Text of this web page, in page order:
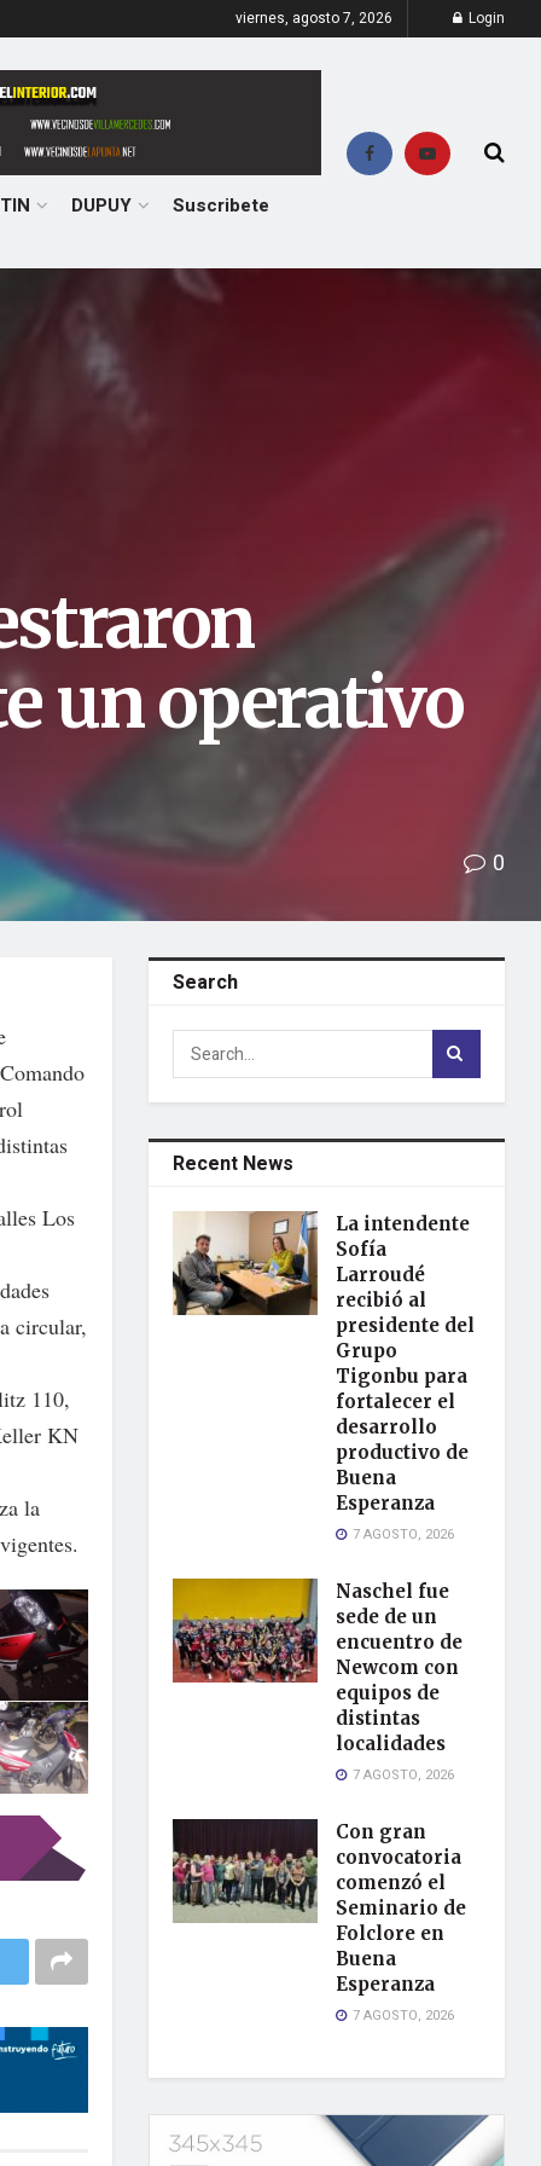
viernes, agosto 7, 2026 Login
DUPUY Suscribete
un operativo
0
Los
circular,
110,
KN
la
Search
Recent News
La intendente
Sofía
Larroudé
recibió al
presidente del
Grupo
Tigonbu para
fortalecer el
desarrollo
productivo de
Buena
Esperanza
7 AGOSTO, 2026
Naschel fue
sede de un
encuentro de
Newcom con
equipos de
distintas
localidades
7 AGOSTO, 2026
Con gran
convocatoria
comenzó el
Seminario de
Folclore en
Buena
Esperanza
7 AGOSTO, 2026